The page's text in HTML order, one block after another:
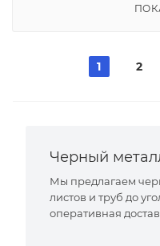
1 2
Черный
Мы предлагаем
листов и труб до
оперативная